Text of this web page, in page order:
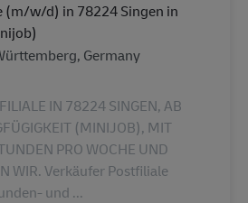
(m/w/d) in 78224 Singen in
Germany
IN 78224 SINGEN, AB
(MINIJOB), MIT
PRO WOCHE UND
WIR. Verkäufer Postfiliale
und ...